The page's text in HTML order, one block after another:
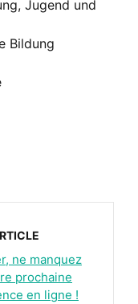
Jugend und
Bildung
ne manquez
prochaine
en ligne !